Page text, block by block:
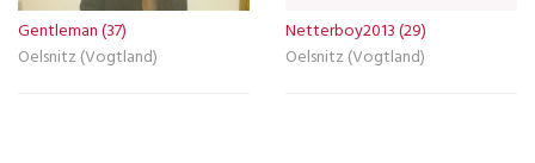
Gentleman (37)
Oelsnitz (Vogtland)
Netterboy2013 (29)
Oelsnitz (Vogtland)